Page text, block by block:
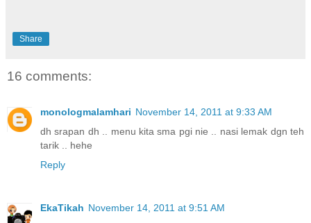
Share
16 comments:
monologmalamhari November 14, 2011 at 9:33 AM
dh srapan dh .. menu kita sma pgi nie .. nasi lemak dgn teh
tarik .. hehe
Reply
EkaTikah November 14, 2011 at 9:51 AM